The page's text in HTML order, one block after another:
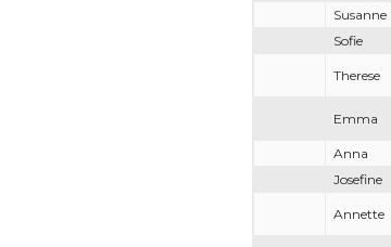
Susanne
Sofie
Therese
Emma
Anna
Josefine
Annette